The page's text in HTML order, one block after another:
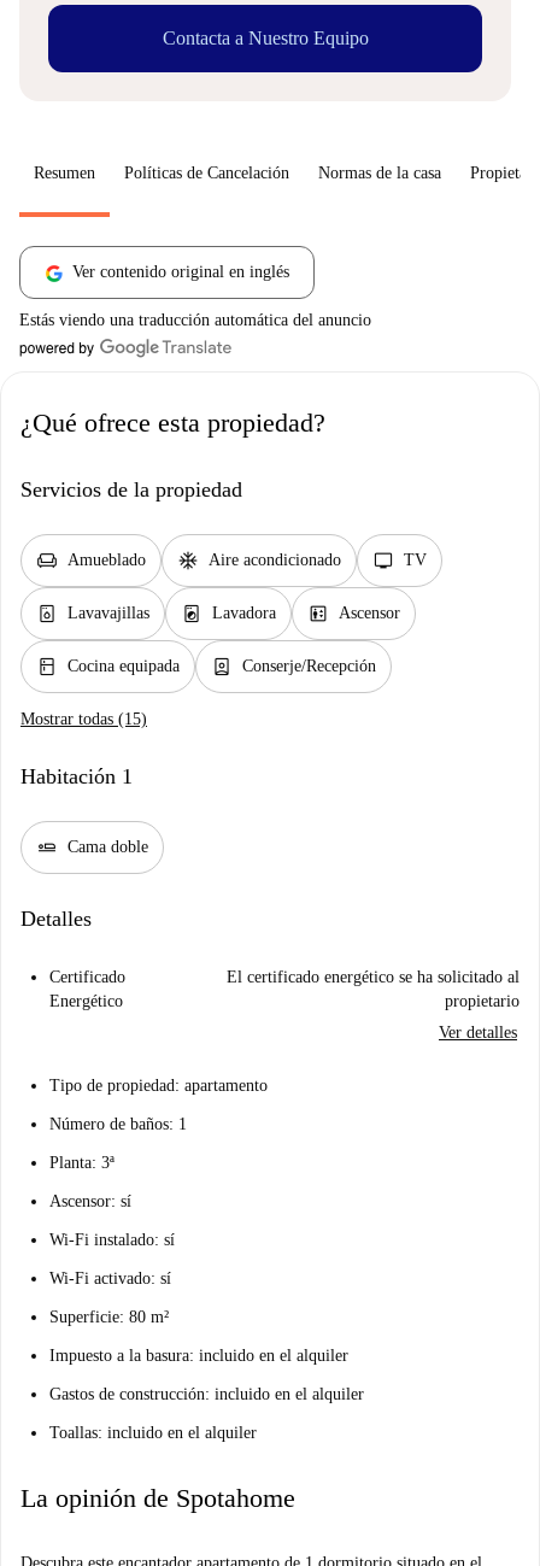
Contacta a Nuestro Equipo
Resumen Políticas de Cancelación Normas de la casa
Ver contenido original en inglés
Estás viendo una traducción automática del anuncio
¿Qué ofrece esta propiedad?
Servicios de la propiedad
chair Amueblado ac_unit Aire acondicionado tv TV
dishwasher_gen Lavavajillas local_laundry_service Lavadora elevator Ascensor
kitchen Cocina equipada person_book Conserje/Recepción
Mostrar todas (15)
Habitación 1
airline_seat_flat Cama doble
Detalles
Certificado
Energético
El certificado energético se ha solicitado al
propietario
Ver detalles
Tipo de propiedad: apartamento
Número de baños: 1
Planta: 3ª
Ascensor: sí
Wi-Fi instalado: sí
Wi-Fi activado: sí
Superficie: 80 m²
Impuesto a la basura: incluido en el alquiler
Gastos de construcción: incluido en el alquiler
Toallas: incluido en el alquiler
La opinión de Spotahome